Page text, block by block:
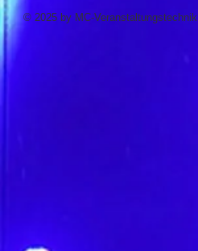
© 2025 by MC-Veranstaltungstechnik